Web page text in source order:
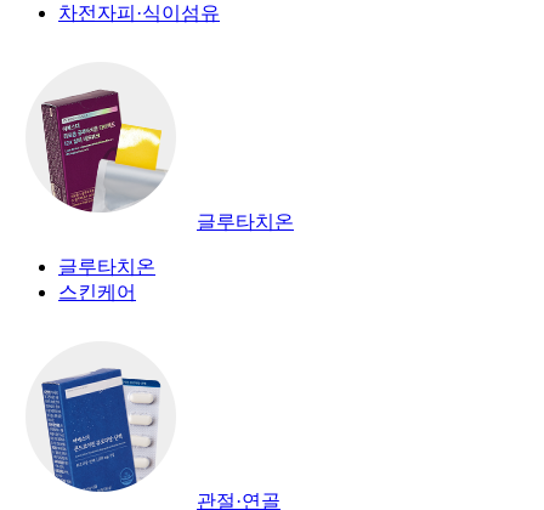
차전자피·식이섬유
글루타치온
글루타치온
스킨케어
관절·연골